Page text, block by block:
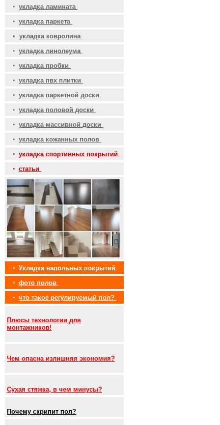
• укладка ламината
• укладка паркета
• укладка ковролина
• укладка линолеума
• укладка пробки
• укладка пвх плитки
• укладка паркетной доски
• укладка половой доски
• укладка массивной доски
• укладка кожанных полов
• укладка спортивных покрытий
• статьи
• Укладка напольных покрытий
• фото полов
• что такое регулируемый пол?
Плюсы технологии для
монтажников!
Чем опасна излишняя экономия?
Сухая стяжка, в чем минусы?
Почему скрипит пол?